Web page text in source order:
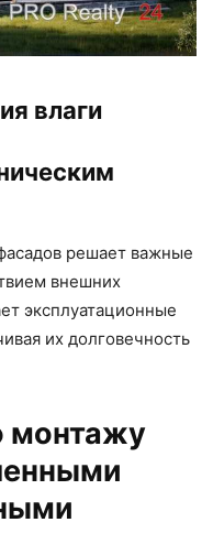
влаги
решает важные
внешних
эксплуатационные
их долговечность
монтажу